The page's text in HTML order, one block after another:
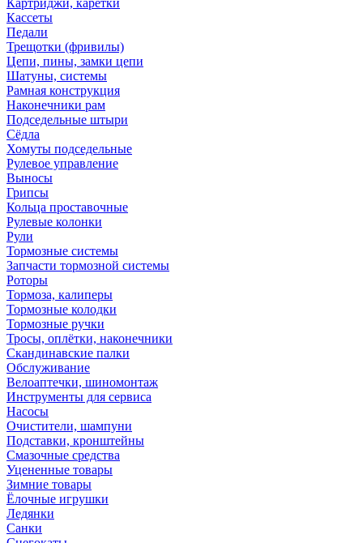
Картриджи, каретки
Кассеты
Педали
Трещотки (фривилы)
Цепи, пины, замки цепи
Шатуны, системы
Рамная конструкция
Наконечники рам
Подседельные штыри
Сёдла
Хомуты подседельные
Рулевое управление
Выносы
Грипсы
Кольца проставочные
Рулевые колонки
Рули
Тормозные системы
Запчасти тормозной системы
Роторы
Тормоза, калиперы
Тормозные колодки
Тормозные ручки
Тросы, оплётки, наконечники
Скандинавские палки
Обслуживание
Велоаптечки, шиномонтаж
Инструменты для сервиса
Насосы
Очистители, шампуни
Подставки, кронштейны
Смазочные средства
Уцененные товары
Зимние товары
Ёлочные игрушки
Ледянки
Санки